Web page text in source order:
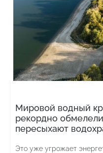
Мировой водный
рекордно
пересыхают
Это уже угрожает